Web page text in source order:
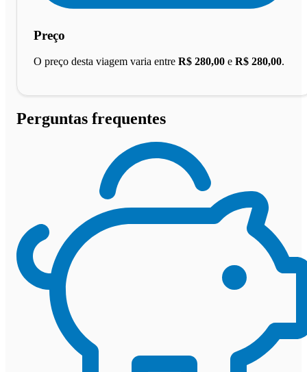
Preço
O preço desta viagem varia entre R$ 280,00 e R$ 280,00.
Perguntas frequentes